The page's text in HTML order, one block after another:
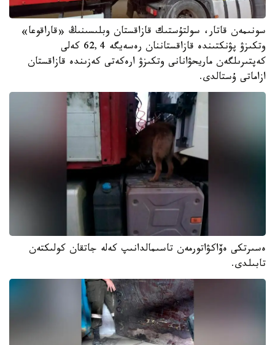
سونىمەن قاتار، سولتۇستىك قازاقستان وبلىسىنىڭ «قاراقوعا»
وتكىزۋ پۋنكتىندە قازاقستاننان رەسەيگە 62,4 كەلى
كەپتىرىلگەن ماريحۋانانى وتكىزۋ ارەكەتى كەزىندە قازاقستان
ازاماتى ۇستالدى.
ەسىرتكى ەۆاكۋاتورمەن تاسىمالدانىپ كەلە جاتقان كولىكتەن
تابىلدى.